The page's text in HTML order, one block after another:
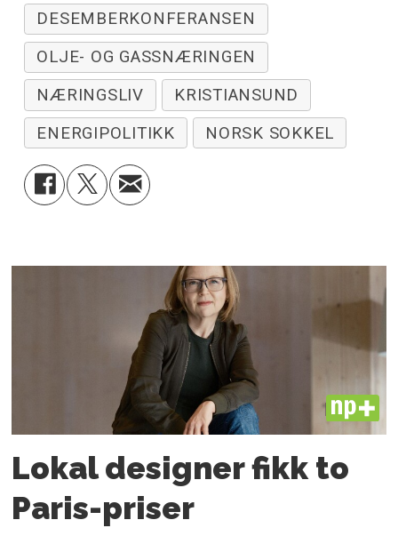
DESEMBERKONFERANSEN
OLJE- OG GASSNÆRINGEN
NÆRINGSLIV
KRISTIANSUND
ENERGIPOLITIKK
NORSK SOKKEL
PLUS
Lokal designer fikk to
Paris-priser